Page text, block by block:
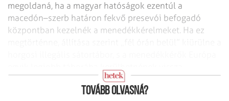
megoldaná, ha a magyar hatóságok ezentúl a
macedón–szerb határon fekvő presevói befogadó
központban kezelnék a menedékkérelmeket. Ha ez
Tovább olvasná?